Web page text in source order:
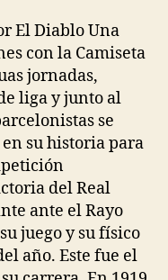
El Diablo Una
con la Camiseta
jornadas,
liga y junto al
se
su historia para
del Real
ante el Rayo
juego y su físico
año. Este fue el